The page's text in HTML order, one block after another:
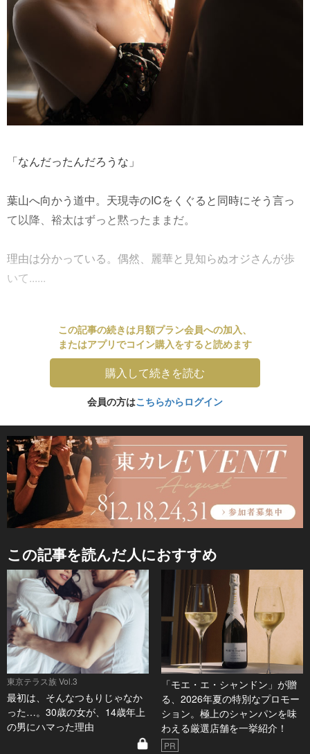
「なんだったんだろうな」
葉山へ向かう道中。天現寺のICをくぐると同時にそう言っ
て以降、裕太はずっと黙ったままだ。
理由は分かっている。偶然、麗華と見知らぬオジさんが歩
いて......
この記事の続きは月額プラン会員への加入、
またはアプリでコイン購入をすると読めます
購入して続きを読む
会員の方はこちらからログイン
この記事を読んだ人におすすめ
東京テラス族 Vol.3
最初は、そんなつもりじゃなか
った…。30歳の女が、14歳年上
の男にハマった理由
「モエ・エ・シャンドン」が贈
る、2026年夏の特別なプロモー
ション。極上のシャンパンを味
わえる厳選店舗を一挙紹介！
PR